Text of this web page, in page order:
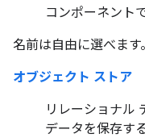
コンポーネント
名前は自由に選べます。
オブジェクト ストア
リレーショナル
データを保存す